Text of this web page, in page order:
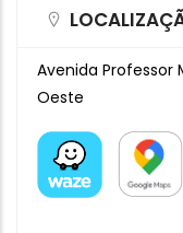
Avenida Professor
Oeste